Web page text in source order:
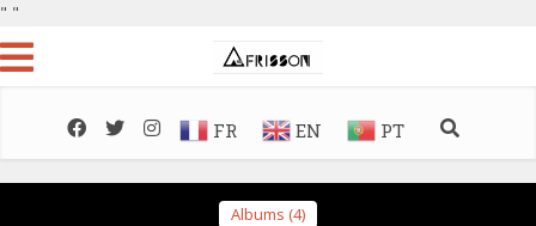
" "
FR EN PT
Albums (4)